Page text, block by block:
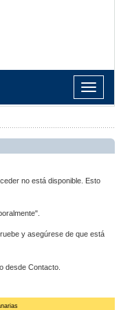
Toggle
navigation
no está disponible. Esto
y asegúrese de que está
desde Contacto.